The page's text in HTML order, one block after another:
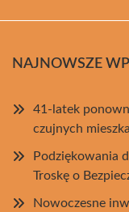
NAJNOWSZE
41-latek
czujnych
Podziękowania
Troskę o
Nowoczesne